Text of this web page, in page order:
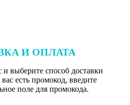
И ОПЛАТА
и выберите способ доставки
вас есть промокод, введите
поле для промокода.